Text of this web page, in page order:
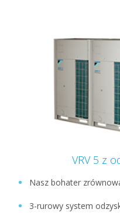
VRV 5 z
Nasz bohater
3-rurowy system